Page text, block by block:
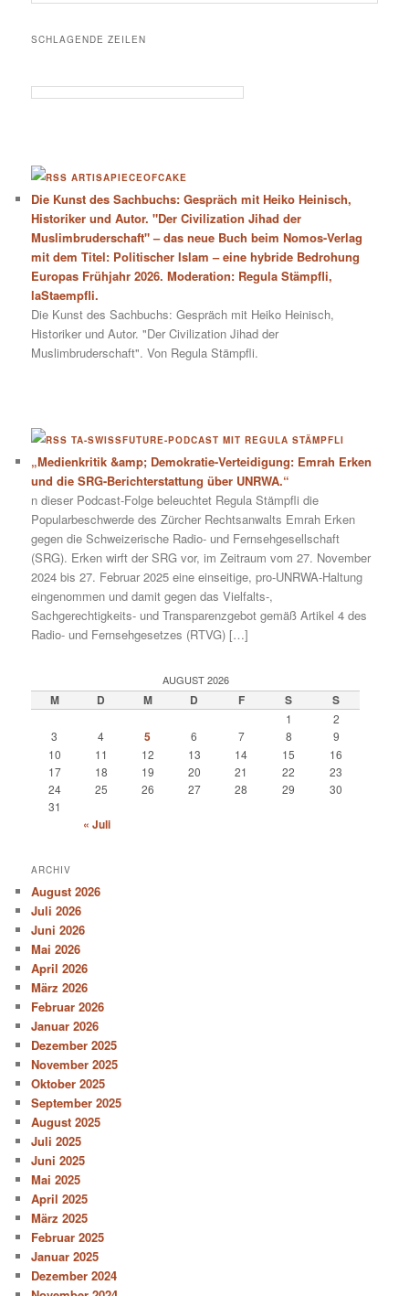
SCHLAGENDE ZEILEN
ARTISAPIECEOFCAKE
Die Kunst des Sachbuchs: Gespräch mit Heiko Heinisch,
Historiker und Autor. "Der Civilization Jihad der
Muslimbruderschaft" – das neue Buch beim Nomos-Verlag
mit dem Titel: Politischer Islam – eine hybride Bedrohung
Europas Frühjahr 2026. Moderation: Regula Stämpfli,
laStaempfli.
Die Kunst des Sachbuchs: Gespräch mit Heiko Heinisch,
Historiker und Autor. "Der Civilization Jihad der
Muslimbruderschaft". Von Regula Stämpfli.
TA-SWISSFUTURE-PODCAST MIT REGULA STÄMPFLI
„Medienkritik &amp; Demokratie-Verteidigung: Emrah Erken
und die SRG-Berichterstattung über UNRWA.“
n dieser Podcast-Folge beleuchtet Regula Stämpfli die
Popularbeschwerde des Zürcher Rechtsanwalts Emrah Erken
gegen die Schweizerische Radio- und Fernsehgesellschaft
(SRG). Erken wirft der SRG vor, im Zeitraum vom 27. November
2024 bis 27. Februar 2025 eine einseitige, pro-UNRWA-Haltung
eingenommen und damit gegen das Vielfalts-,
Sachgerechtigkeits- und Transparenzgebot gemäß Artikel 4 des
Radio- und Fernsehgesetzes (RTVG) […]
AUGUST 2026
M D M D F S S
1
2
3
4 5 6 7 8
9
10
11 12 13 14 15
16
17
18 19 20 21 22
23
24
25 26 27 28 29
30
31
« Juli
ARCHIV
August 2026
Juli 2026
Juni 2026
Mai 2026
April 2026
März 2026
Februar 2026
Januar 2026
Dezember 2025
November 2025
Oktober 2025
September 2025
August 2025
Juli 2025
Juni 2025
Mai 2025
April 2025
März 2025
Februar 2025
Januar 2025
Dezember 2024